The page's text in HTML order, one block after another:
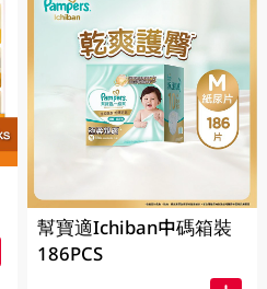
幫寶適Ichiban中碼箱裝
186PCS